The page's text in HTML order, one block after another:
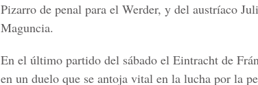
Pizarro de penal para el Werder, y del austríaco
Maguncia.
En el último partido del sábado el Eintracht de
en un duelo que se antoja vital en la lucha por la